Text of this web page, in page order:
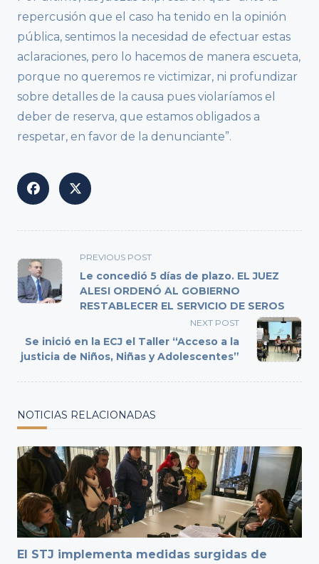
repercusión que el caso ha tenido en la opinión
pública, sentimos la necesidad de efectuar estas
aclaraciones, pero lo hacemos de manera escueta,
porque no queremos re victimizar, ni profundizar
sobre detalles de la causa pues violaríamos el
deber de reserva, que estamos obligados a
respetar, en favor de la denunciante”.
<span
class="nav-
subtitle
screen-
text">Page</span>
PREVIOUS POST
Le concedió 5 días de plazo. EL JUEZ
ALESI ORDENÓ AL GOBIERNO
RESTABLECER EL SERVICIO DE SEROS
NEXT POST
Se inició en la ECJ el Taller “Acceso a la
justicia de Niños, Niñas y Adolescentes”
NOTICIAS RELACIONADAS
El STJ implementa medidas surgidas de